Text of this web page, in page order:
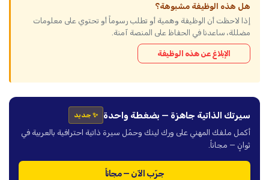
هل هذه الوظيفة مشبوهة؟
إذا لاحظت أن الوظيفة وهمية أو تطلب رسوماً أو تحتوي على معلومات
مضللة، ساعدنا في الحفاظ على المنصة آمنة.
الإبلاغ عن هذه الوظيفة
سيرتك الذاتية جاهزة — بضغطة واحدة ✨ جديد
أكمل ملفك المهني على ورك لينك وحمّل سيرة ذاتية احترافية بالعربية في
ثوانٍ — مجاناً.
جرّب الآن — مجاناً